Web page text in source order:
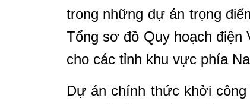
trong những dự án trọng
Tổng sơ đồ Quy hoạch điện
cho các tỉnh khu vực phía
Dự án chính thức khởi